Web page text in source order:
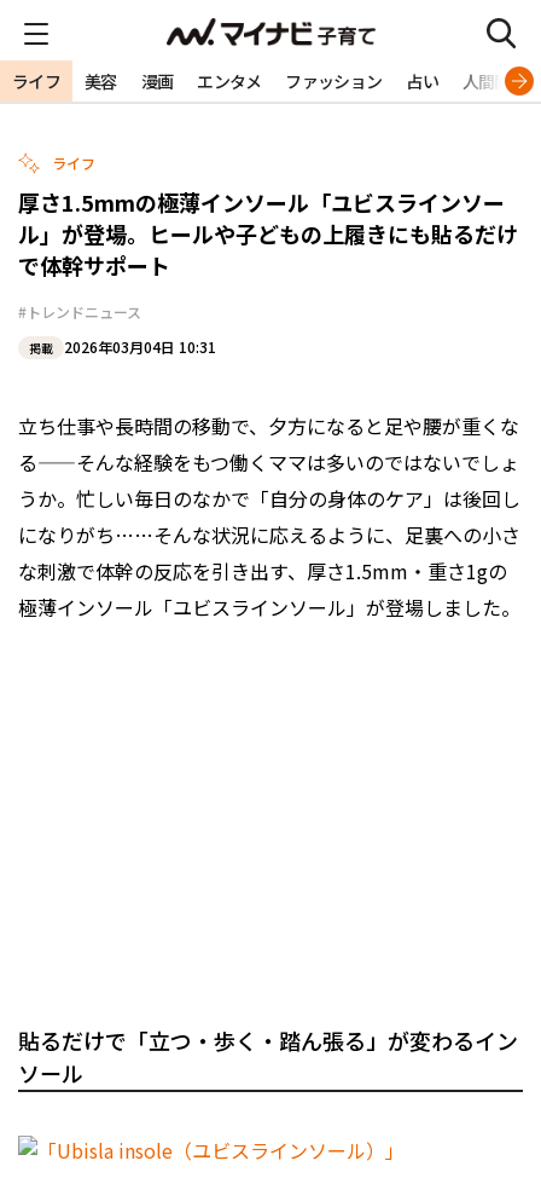
ライフ 美容 漫画 エンタメ ファッション 占い 人間関係
ライフ
厚さ1.5mmの極薄インソール「ユビスラインソー
ル」が登場。ヒールや子どもの上履きにも貼るだけ
で体幹サポート
#トレンドニュース
掲載 2026年03月04日 10:31
立ち仕事や長時間の移動で、夕方になると足や腰が重くな
る——そんな経験をもつ働くママは多いのではないでしょ
うか。忙しい毎日のなかで「自分の身体のケア」は後回し
になりがち……そんな状況に応えるように、足裏への小さ
な刺激で体幹の反応を引き出す、厚さ1.5mm・重さ1gの
極薄インソール「ユビスラインソール」が登場しました。
貼るだけで「立つ・歩く・踏ん張る」が変わるイン
ソール